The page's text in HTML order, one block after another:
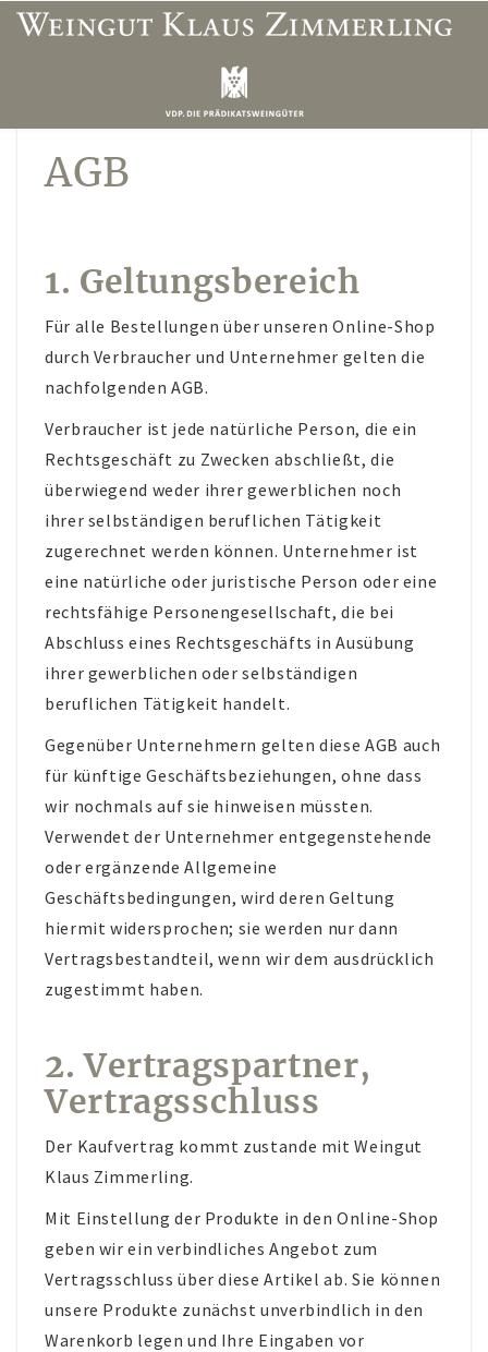
Weinbergslagen
Öffnungszeiten Vinothek
Unterkünfte & Restaurants
WEINSHOP
Mein Konto
Adresse
Konto-Details
Bestellungen
Versand & Lieferung
Zahlungsmöglichkeiten
Rückgabe & Umtausch
AGB
Datenschutzerklärung
Offene Weinbergs- und Kräuterwanderungen
individuell geplante Weinbergsführungen
KUNST IM WEINGUT
AGB
1. Geltungsbereich
Für alle Bestellungen über unseren Online-Shop
durch Verbraucher und Unternehmer gelten die
nachfolgenden AGB.
Verbraucher ist jede natürliche Person, die ein
Rechtsgeschäft zu Zwecken abschließt, die
überwiegend weder ihrer gewerblichen noch
ihrer selbständigen beruflichen Tätigkeit
zugerechnet werden können. Unternehmer ist
eine natürliche oder juristische Person oder eine
rechtsfähige Personengesellschaft, die bei
Abschluss eines Rechtsgeschäfts in Ausübung
ihrer gewerblichen oder selbständigen
beruflichen Tätigkeit handelt.
Gegenüber Unternehmern gelten diese AGB auch
für künftige Geschäftsbeziehungen, ohne dass
wir nochmals auf sie hinweisen müssten.
Verwendet der Unternehmer entgegenstehende
oder ergänzende Allgemeine
Geschäftsbedingungen, wird deren Geltung
hiermit widersprochen; sie werden nur dann
Vertragsbestandteil, wenn wir dem ausdrücklich
zugestimmt haben.
2. Vertragspartner,
Vertragsschluss
Der Kaufvertrag kommt zustande mit Weingut
Klaus Zimmerling.
Mit Einstellung der Produkte in den Online-Shop
geben wir ein verbindliches Angebot zum
Vertragsschluss über diese Artikel ab. Sie können
unsere Produkte zunächst unverbindlich in den
Warenkorb legen und Ihre Eingaben vor